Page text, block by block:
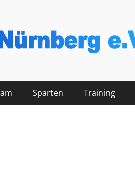
Sparten Training